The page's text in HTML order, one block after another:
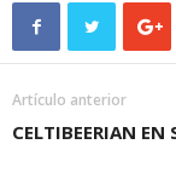
Artículo anterior
CELTIBEERIAN EN